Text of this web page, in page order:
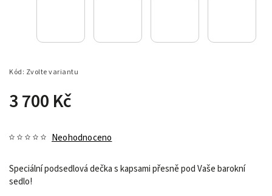
Kód: Zvolte variantu
3 700 Kč
Neohodnoceno
Speciální podsedlová dečka s kapsami přesně pod Vaše barokní
sedlo!